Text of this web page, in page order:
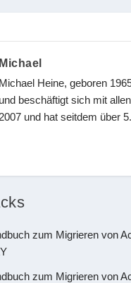
Michael
Michael Heine, geboren
und beschäftigt sich mit
2007 und hat seitdem über
zum Migrieren von
zum Migrieren von